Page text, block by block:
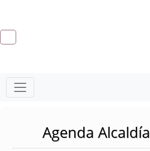
Agenda Alcaldía